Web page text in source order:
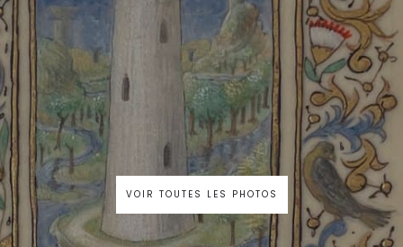
VOIR TOUTES LES PHOTOS